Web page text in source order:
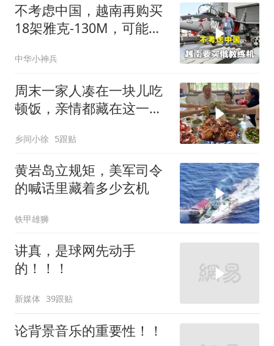
不考虑中国，越南再购买
18架雅克-130M，可能惹
中华小神兵
周末一家人凑在一块儿吃
顿饭，亲情都藏在这一饭
乡间小徐 5跟贴
黄岩岛立规矩，美军司令
的喊话里藏着多少玄机
铁甲雄狮
讲真，是球网先动手
的！！！
新媒体 39跟贴
论背景音乐的重要性！！